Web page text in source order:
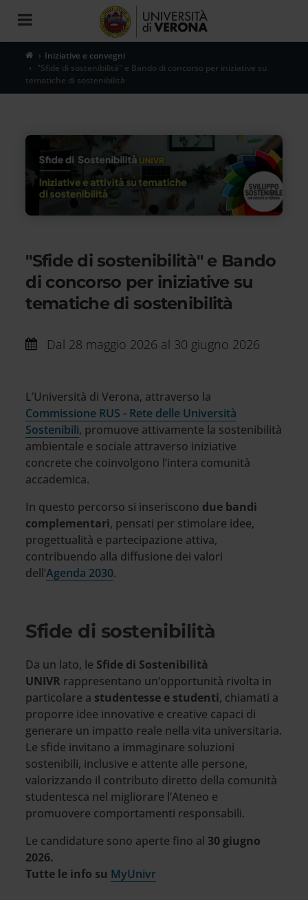
Toggle
navigation
Iniziative e convegni
"Sfide di sostenibilità" e Bando di concorso per iniziative su
tematiche di sostenibilità
"Sfide di sostenibilità" e Bando
di concorso per iniziative su
tematiche di sostenibilità
Dal 28 maggio 2026 al 30 giugno 2026
L’Università di Verona, attraverso la
Commissione RUS - Rete delle Università
Sostenibili, promuove attivamente la sostenibilità
ambientale e sociale attraverso iniziative
concrete che coinvolgono l’intera comunità
accademica.
In questo percorso si inseriscono due bandi
complementari, pensati per stimolare idee,
progettualità e partecipazione attiva,
contribuendo alla diffusione dei valori
dell’Agenda 2030.
Sfide di sostenibilità
Da un lato, le Sfide di Sostenibilità
UNIVR rappresentano un’opportunità rivolta in
particolare a studentesse e studenti, chiamati a
proporre idee innovative e creative capaci di
generare un impatto reale nella vita universitaria.
Le sfide invitano a immaginare soluzioni
sostenibili, inclusive e attente alle persone,
valorizzando il contributo diretto della comunità
studentesca nel migliorare l’Ateneo e
promuovere comportamenti responsabili.
Le candidature sono aperte fino al 30 giugno
2026.
Tutte le info su MyUnivr